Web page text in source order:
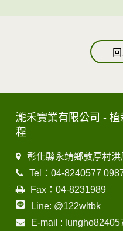
瀧禾實業有限公司 -
程
彰化縣永靖鄉敦厚村
Tel：04-8240577
Fax：04-8231989
Line: @122wltbk
E-mail :